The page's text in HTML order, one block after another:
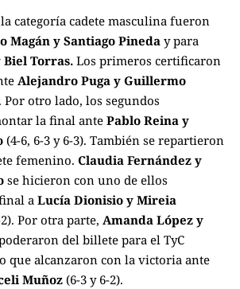
categoría cadete masculina fueron
Magán y Santiago Pineda y para
Biel Torras.Los primeros certificaron
Alejandro Puga y Guillermo
Por otro lado, los segundos
la final ante Pablo Reina y
(4-6, 6-3 y 6-3). También se repartieron
femenino. Claudia Fernández y
se hicieron con uno de ellos
a Lucía Dionisio y Mireia
Por otra parte, Amanda López y
del billete para el TyC
que alcanzaron con la victoria ante
Muñoz (6-3 y 6-2).